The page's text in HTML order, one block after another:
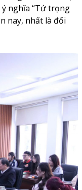
nghĩa “Tứ trọng
nay, nhất là đối